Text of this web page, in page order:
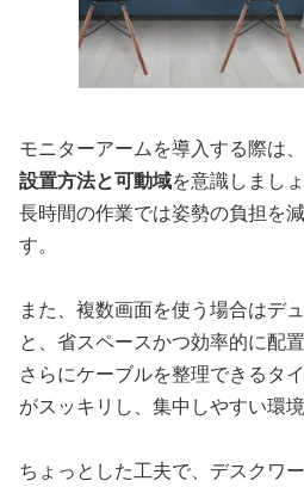
モニターアームを導入する際は、
設置方法と可動域を意識しましょ
長時間の作業では姿勢の負担を
す。
また、複数画面を使う場合はデ
と、省スペースかつ効率的に配置
さらにケーブルを整理できるタ
がスッキリし、集中しやすい環境
ちょっとした工夫で、デスクワ